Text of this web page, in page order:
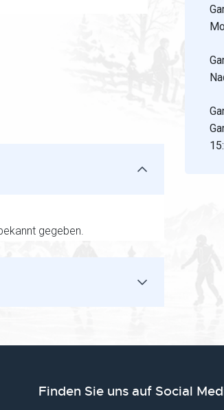
gegeben.
Finden Sie uns auf Social